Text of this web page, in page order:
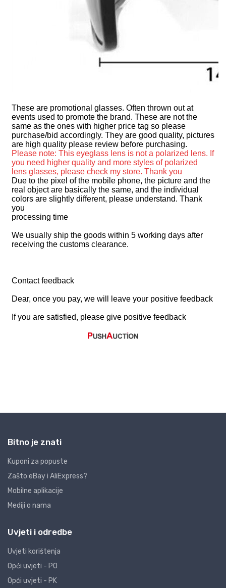
Bitno je znati
Kuponi za popuste
Zašto eBay i AliExpress?
Mobilne aplikacije
Mediji o nama
Uvjeti i odredbe
Uvjeti korištenja
Opći uvjeti - PO
Opći uvjeti - PK